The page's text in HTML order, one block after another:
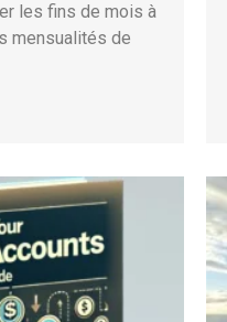
les fins de mois à
mensualités de